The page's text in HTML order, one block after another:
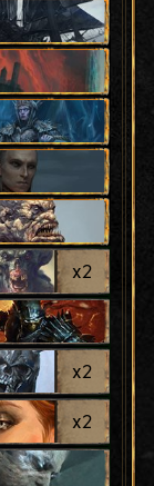
x2
x2
x2